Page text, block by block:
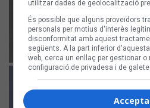
utilitzar dades de geolocalització
És possible que alguns proveïdors
personals per motius d'interès
disconformitat amb aquest
següents. A la part inferior
web, cerca un enllaç per gestionar
configuració de privadesa i de